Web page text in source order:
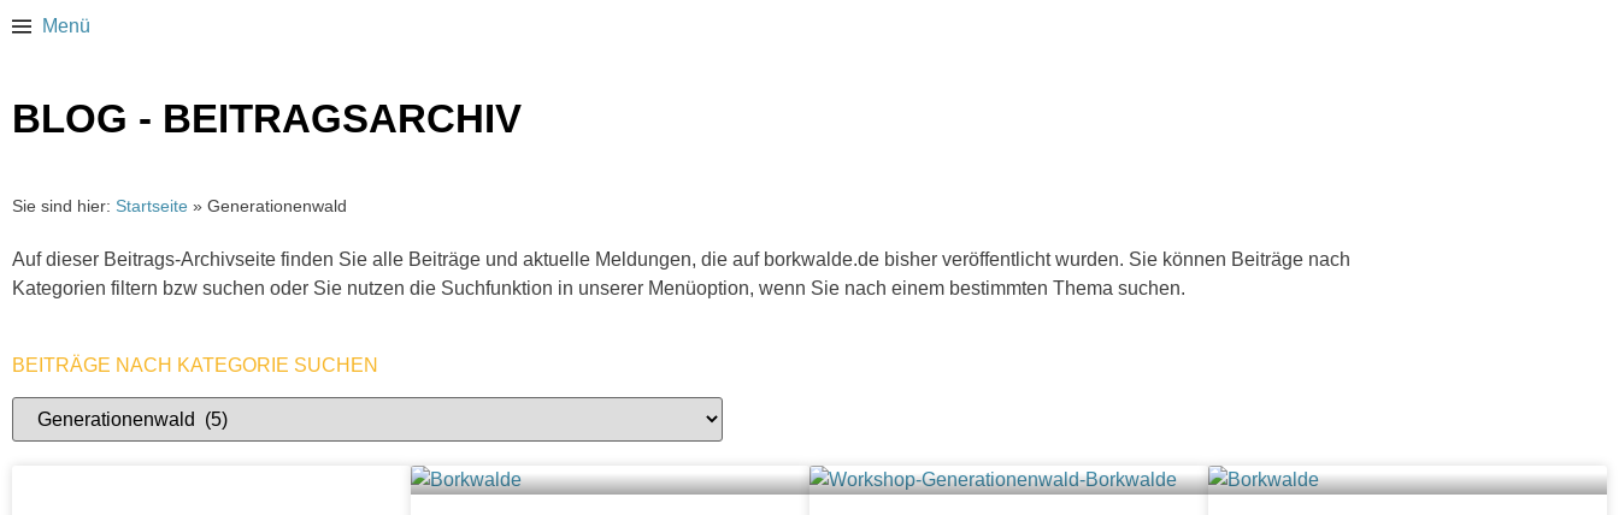
Menü
BLOG - BEITRAGSARCHIV
Sie sind hier: Startseite » Generationenwald
Auf dieser Beitrags-Archivseite finden Sie alle Beiträge und aktuelle Meldungen, die auf borkwalde.de bisher veröffentlicht wurden. Sie können Beiträge nach
Kategorien filtern bzw suchen oder Sie nutzen die Suchfunktion in unserer Menüoption, wenn Sie nach einem bestimmten Thema suchen.
BEITRÄGE NACH KATEGORIE SUCHEN